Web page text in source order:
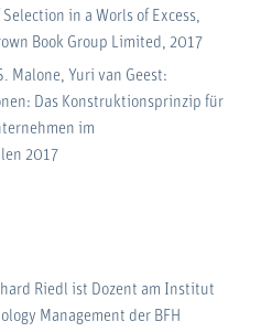
in a Worls of Excess,
Book Group Limited, 2017
Malone, Yuri van Geest:
Das Konstruktionsprinzip für
im
2017
Riedl ist Dozent am Institut
Management der BFH